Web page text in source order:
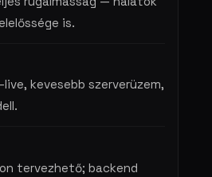
is.
kevesebb szerverüzem,
tervezhető; backend